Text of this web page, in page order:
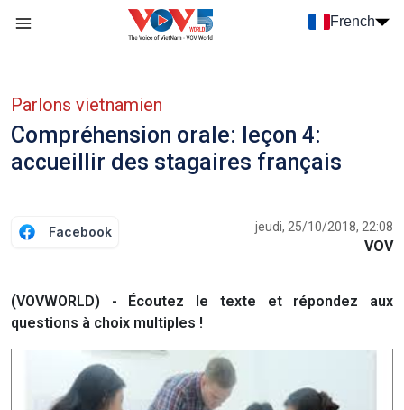
French
Parlons vietnamien
Compréhension orale: leçon 4:
accueillir des stagaires français
Facebook jeudi, 25/10/2018, 22:08
VOV
(VOVWORLD) - Écoutez le texte et répondez aux
questions à choix multiples !